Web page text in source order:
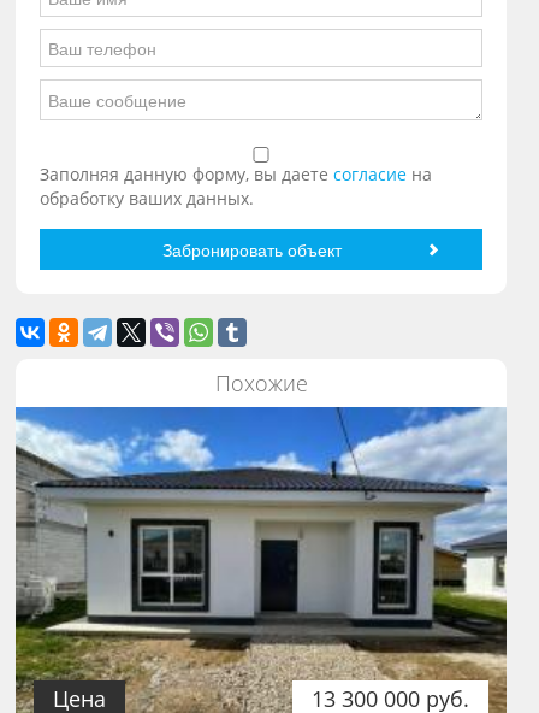
Заполняя данную форму, вы даетесогласие на
обработку ваших данных.
Похожие
13 300 000 руб.
Цена